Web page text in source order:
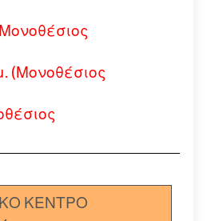
(Μονοθέσιος
ΚΕΝΤΡΟ